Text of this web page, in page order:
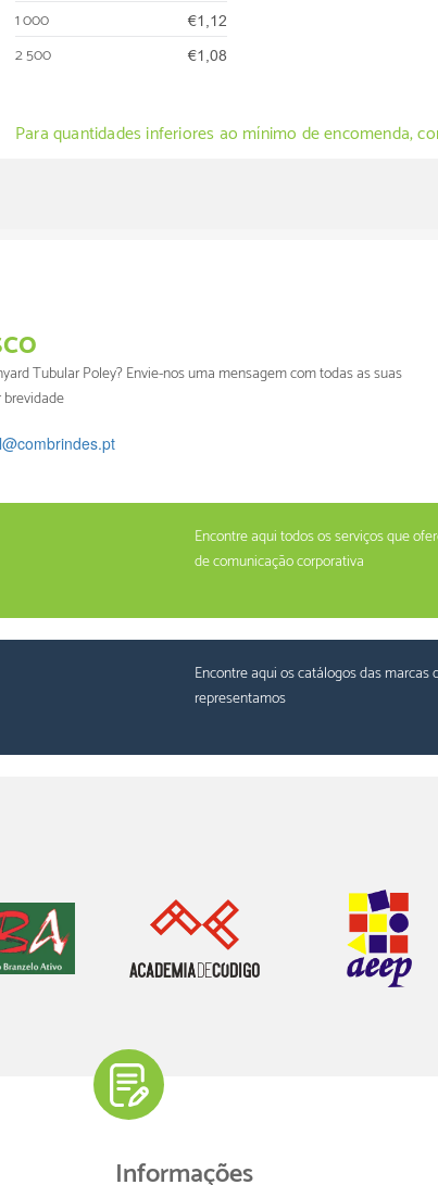
1 000 €1,12
2 500 €1,08
Para quantidades inferiores ao mínimo de encomenda,
Tubular Poley? Envie-nos uma mensagem com todas as suas
Encontre aqui todos os serviços que
de comunicação corporativa
Encontre aqui os catálogos das marcas
representamos
Informações